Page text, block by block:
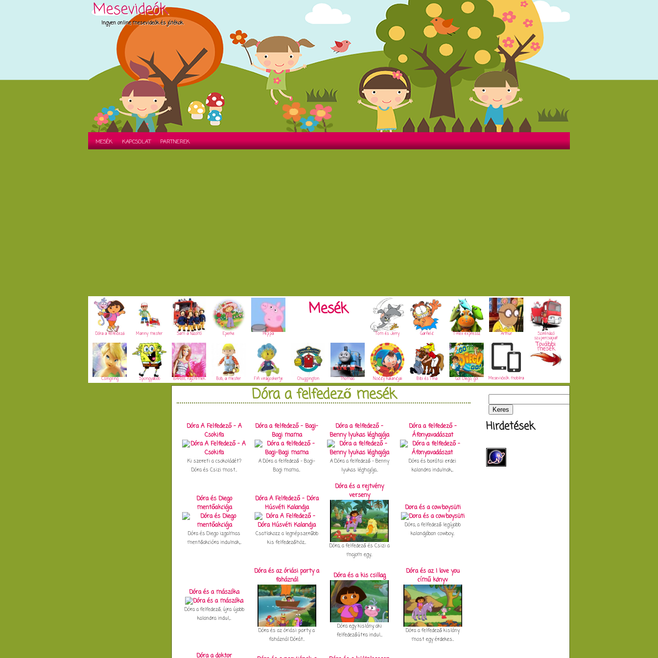
Mesevideók
Ingyen online mesevideók és játékok
MESÉK KAPCSOLAT PARTNEREK
Dóra a felfedező Manny mester Sam a tűzoltó Eperke Peppa
Mesék
Tom és Jerry Garfield T-Rex expressz Arthur Szirénázó
szupercsapat
Csingiling Spongyabob BARBIE rajzfilmek Bob, a mester Fifi virágoskertje Chuggington Thomas Noddy kalandjai Bibi és Tina Go! Diego, go! Mesevideók mobilra
További
mesék
Dóra a felfedező mesék
Dóra A Felfedező - A
Csokifa
Ki szereti a csokoládét?
Dóra és Csizi most...
Dóra a felfedező - Bogi-
Bogi mama
A Dóra a felfedező – Bogi-
Bogi mama...
Dóra a felfedező -
Benny lyukas léghajója
A Dóra a felfedező – Benny
lyukas léghajója...
Dóra a felfedező -
Áfonyavadászat
Dóra és barátai erdei
kalandra indulnak,...
Dóra és Diego
mentőakciója
Dóra és Diego izgalmas
mentőakcióra indulnak,...
Dóra A Felfedező - Dóra
Húsvéti Kalandja
Csatlakozz a legnépszerűbb
kis felfedezőhöz...
Dóra és a rejtvény
verseny
Dóra, a felfedező és Csizi a
majom egy...
Dora és a cowboysüti
Dóra, a felfedező legújabb
kalandjában cowboy...
Dóra és a mászóka
Dóra a felfedező, újra újabb
kalandra indul,...
Dóra és az óriási party a
faháznál
Dóra és az óriási party a
faháznál Dórát...
Dóra és a kis csillag
Dóra egy kislány, aki
felfedezőútra indul....
Dóra és az I love you
című könyv
Dóra a felfedező kislány
most egy érdekes...
Dóra a doktor
Hirdetések